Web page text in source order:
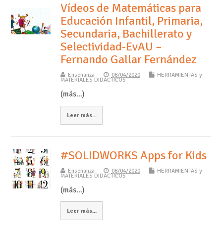
Vídeos de Matemáticas para
Educación Infantil, Primaria,
Secundaria, Bachillerato y
Selectividad-EvAU –
Fernando Gallar Fernández
Enseñanza 08/04/2020 HERRAMIENTAS y
MATERIALES DIDÁCTICOS
(más…)
Leer más...
#SOLIDWORKS Apps for Kids
Enseñanza 08/04/2020 HERRAMIENTAS y
MATERIALES DIDÁCTICOS
(más…)
Leer más...